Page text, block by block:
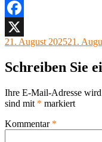
X
Facebook
X
Veröffentlicht
21. August 202521.
Schreiben Sie
Ihre E-Mail-Adresse
sind mit * markiert
Kommentar *